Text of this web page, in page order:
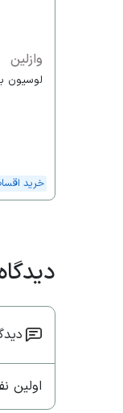
وازلین
لوسیون
خرید
اولین